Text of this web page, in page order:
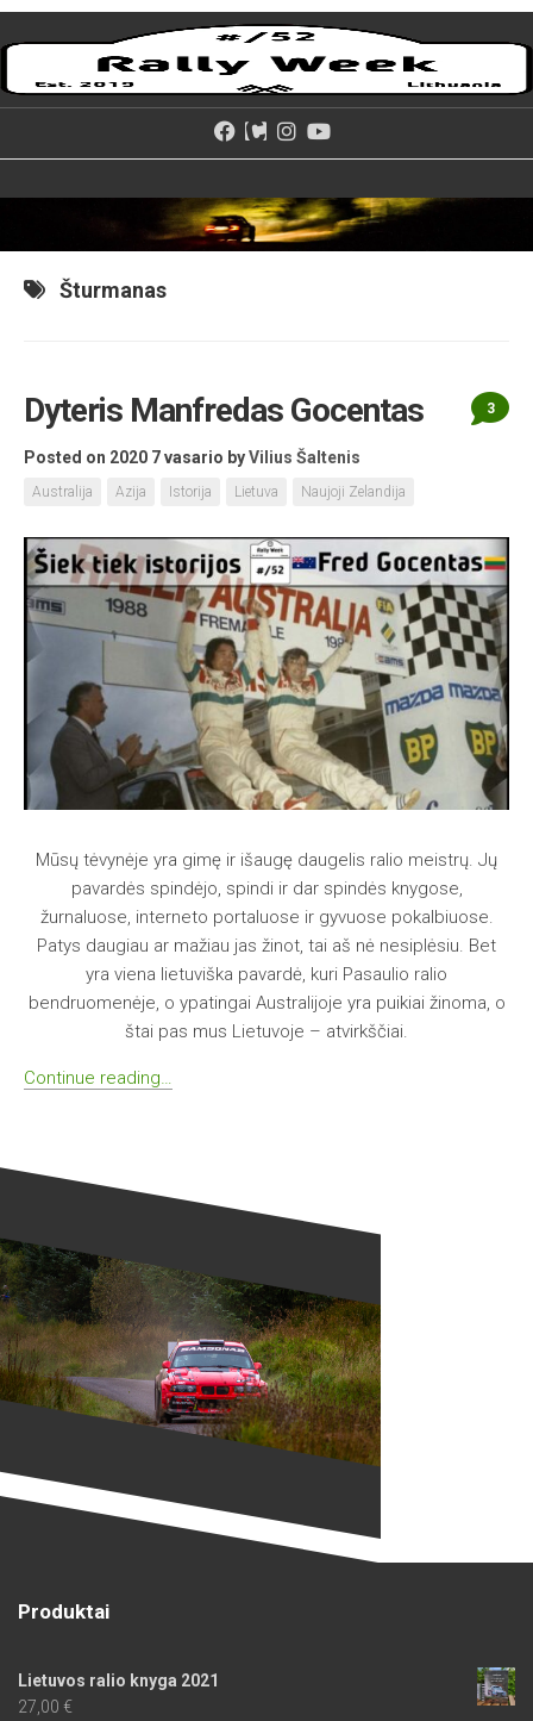
Skip
to
Šturmanas
Dyteris Manfredas Gocentas
Posted on 2020 7 vasario byVilius Šaltenis
Australija Azija Istorija Lietuva Naujoji Zelandija
3
Mūsų tėvynėje yra gimę ir išaugę daugelis ralio meistrų. Jų
pavardės spindėjo, spindi ir dar spindės knygose,
žurnaluose, interneto portaluose ir gyvuose pokalbiuose.
Patys daugiau ar mažiau jas žinot, tai aš nė nesiplėsiu. Bet
yra viena lietuviška pavardė, kuri Pasaulio ralio
bendruomenėje, o ypatingai Australijoje yra puikiai žinoma, o
štai pas mus Lietuvoje – atvirkščiai.
Continue reading…
Produktai
Lietuvos ralio knyga 2021
27,00 €